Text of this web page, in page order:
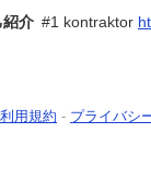
紹介 #1 kontraktor
利用規約 - プライバシ